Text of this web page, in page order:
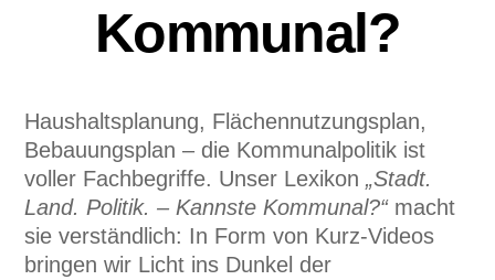
Kommunal?
Haushaltsplanung, Flächennutzungsplan,
Bebauungsplan – die Kommunalpolitik ist
voller Fachbegriffe. Unser Lexikon„Stadt.
Land. Politik. – Kannste Kommunal?“macht
sie verständlich: In Form von Kurz-Videos
bringen wir Licht ins Dunkel der